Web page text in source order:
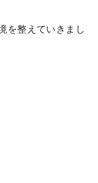
を整えていきまし